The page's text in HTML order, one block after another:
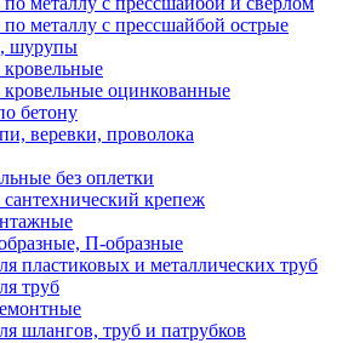
металлу с прессшайбой острые
шурупы
оцинкованные
бетону
веревки, проволока
без оплетки
крепеж
П-образные
пластиковых и металлических труб
труб
шлангов, труб и патрубков